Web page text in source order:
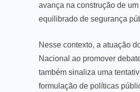
avança na construção de
equilibrado de segurança
Nesse contexto, a atuação
Nacional ao promover
também sinaliza uma
formulação de políticas